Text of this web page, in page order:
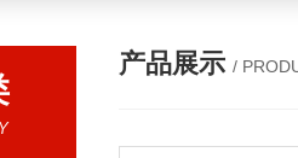
产品展示 /